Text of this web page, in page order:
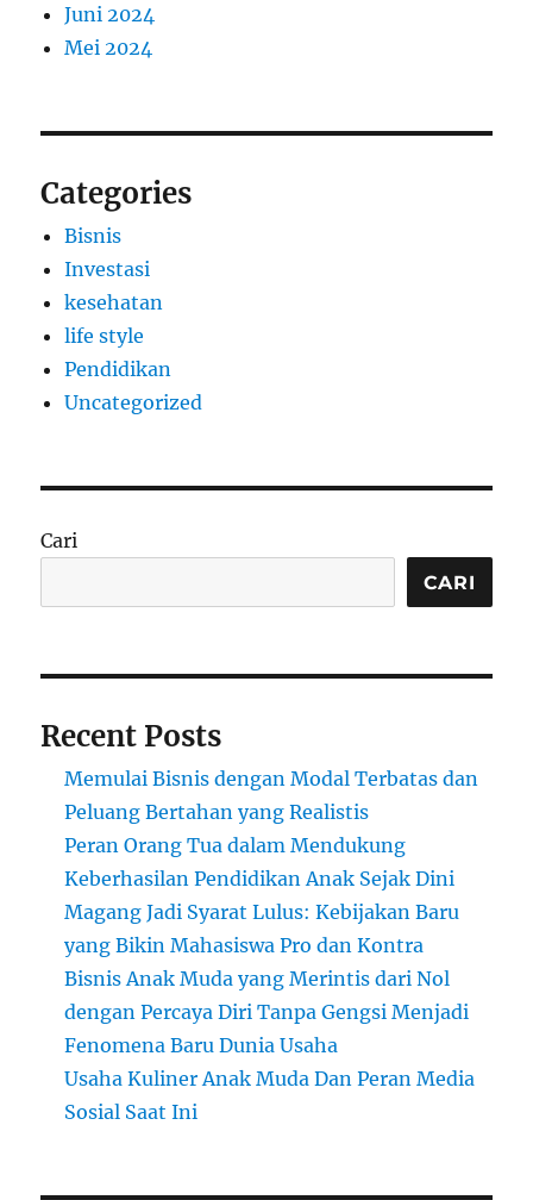
Juni 2024
Mei 2024
Categories
Bisnis
Investasi
kesehatan
life style
Pendidikan
Uncategorized
Cari
CARI
Recent Posts
Memulai Bisnis dengan Modal Terbatas dan
Peluang Bertahan yang Realistis
Peran Orang Tua dalam Mendukung
Keberhasilan Pendidikan Anak Sejak Dini
Magang Jadi Syarat Lulus: Kebijakan Baru
yang Bikin Mahasiswa Pro dan Kontra
Bisnis Anak Muda yang Merintis dari Nol
dengan Percaya Diri Tanpa Gengsi Menjadi
Fenomena Baru Dunia Usaha
Usaha Kuliner Anak Muda Dan Peran Media
Sosial Saat Ini